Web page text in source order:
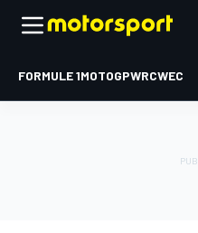
FORMULE 1MOTOGPWRCWEC